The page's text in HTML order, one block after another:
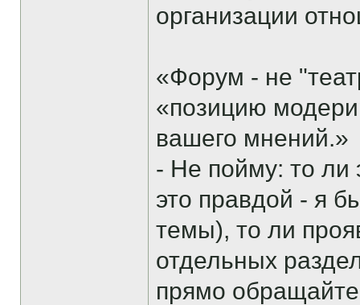
организации
«Форум - не
«позицию
вашего мнений.»
- Не пойму: то ли
это правдой - я
темы), то ли
отдельных
прямо